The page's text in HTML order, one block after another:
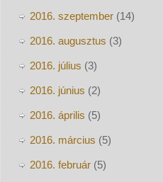
2016. szeptember(14)
2016. augusztus (3)
2016. július (3)
2016. június (2)
2016. április (5)
2016. március (5)
2016. február(5)